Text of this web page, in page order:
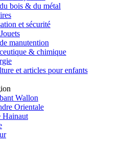
bois & du métal
et sécurité
manutention
& chimique
et articles pour enfants
Wallon
Orientale
Hainaut